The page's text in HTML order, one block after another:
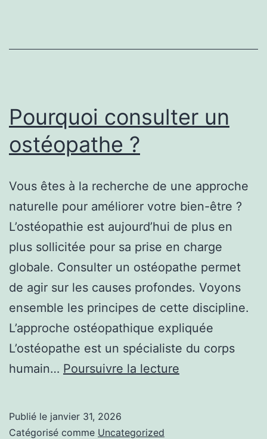
Pourquoi consulter un
ostéopathe ?
Vous êtes à la recherche de une approche
naturelle pour améliorer votre bien-être ?
L’ostéopathie est aujourd’hui de plus en
plus sollicitée pour sa prise en charge
globale. Consulter un ostéopathe permet
de agir sur les causes profondes. Voyons
ensemble les principes de cette discipline.
L’approche ostéopathique expliquée
L’ostéopathe est un spécialiste du corps
humain… Poursuivre la lecture
Publié le janvier 31, 2026
Catégorisé comme Uncategorized